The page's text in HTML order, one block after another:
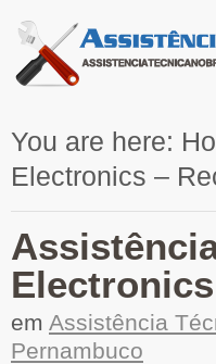
You are here:
Electronics –
em Assistência
Pernambuco